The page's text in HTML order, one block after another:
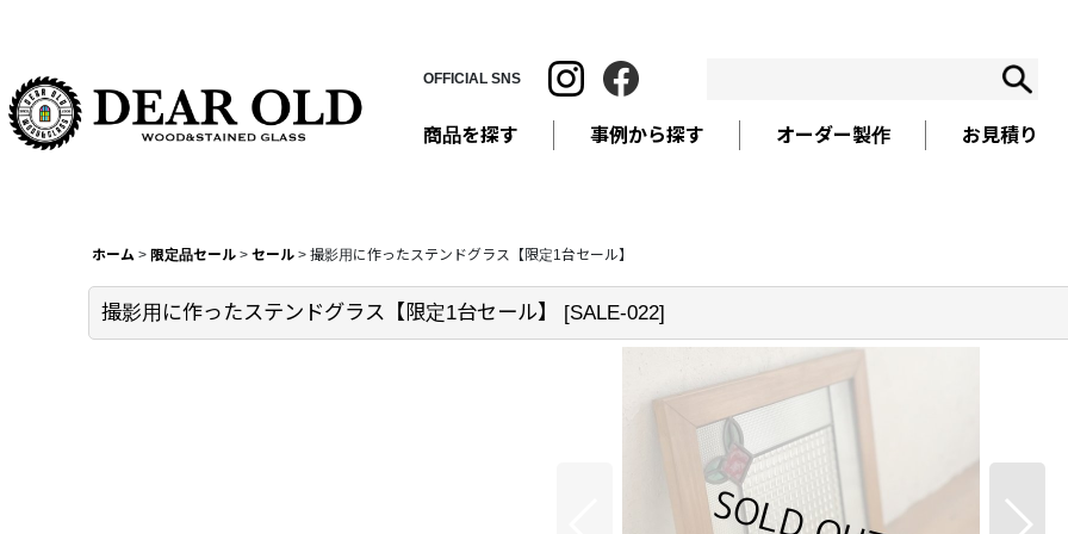
商品を探す 事例から探す オーダー製作 お見積り
OFFICIAL SNS
ホーム > 限定品セール > セール > 撮影用に作ったステンドグラス【限定1台セール】
撮影用に作ったステンドグラス【限定1台セール】 [SALE-022]